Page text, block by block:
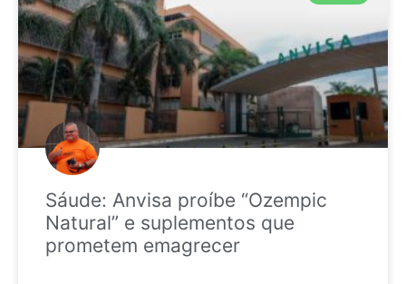
Sáude: Anvisa proíbe “Ozempic
Natural” e suplementos que
prometem emagrecer